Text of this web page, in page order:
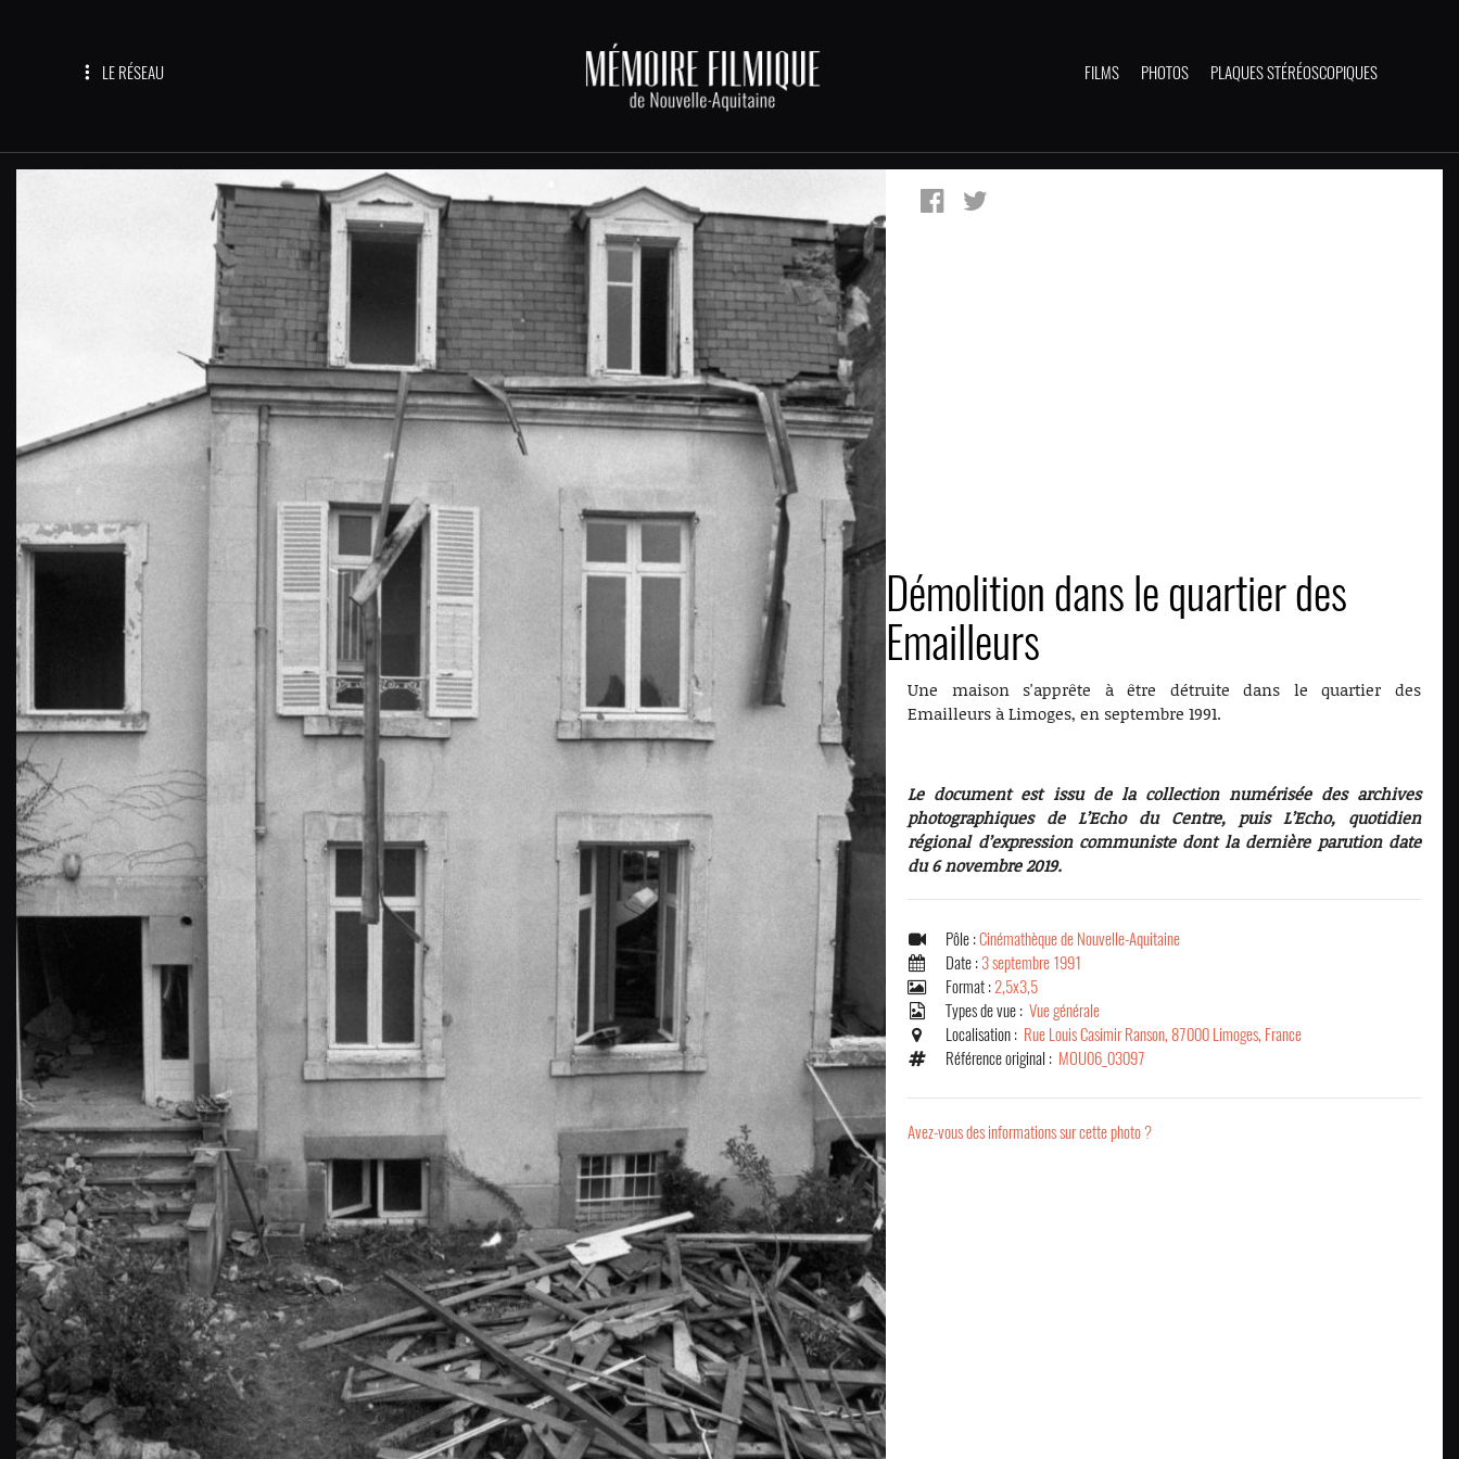
LE RÉSEAU FILMS PHOTOS PLAQUES STÉRÉOSCOPIQUES
Démolition dans le quartier des
Emailleurs
Une maison s'apprête à être détruite dans le quartier des
Emailleurs à Limoges, en septembre 1991.
Le document est issu de la collection numérisée des archives
photographiques de L’Echo du Centre, puis L’Echo, quotidien
régional d’expression communiste dont la dernière parution date
du 6 novembre 2019.
Pôle :Cinémathèque de Nouvelle-Aquitaine
Date : 3 septembre 1991
Format :2,5x3,5
Types de vue :Vue générale
Localisation : Rue Louis Casimir Ranson, 87000 Limoges, France
Référence original : MOU06_03097
Avez-vous des informations sur cette photo ?